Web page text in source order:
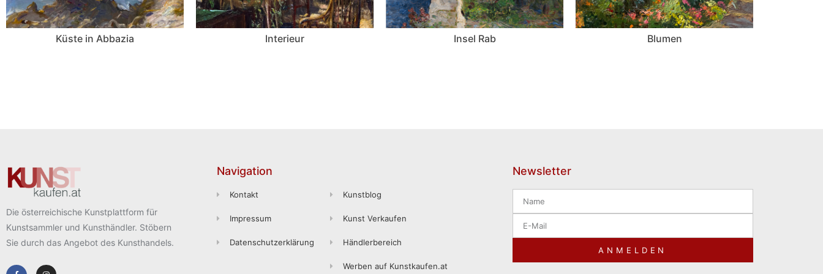
Küste in Abbazia Interieur Insel Rab Blumen
Die österreichische Kunstplattform für
Kunstsammler und Kunsthändler. Stöbern
Sie durch das Angebot des Kunsthandels.
Navigation
Kontakt
Impressum
Datenschutzerklärung
Kunstblog
Kunst Verkaufen
Händlerbereich
Werben auf Kunstkaufen.at
Newsletter
ANMELDEN